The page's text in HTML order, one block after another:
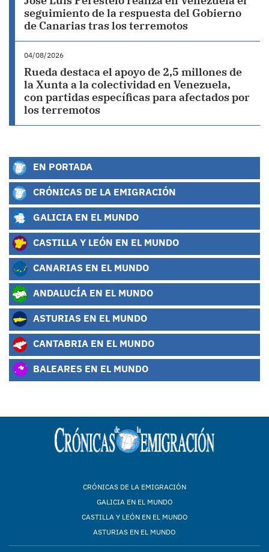
seguimiento de la respuesta del Gobierno
de Canarias tras los terremotos
04/08/2026
Rueda destaca el apoyo de 2,5 millones de
la Xunta a la colectividad en Venezuela,
con partidas específicas para afectados por
los terremotos
EN PORTADA
CRÓNICAS DE LA EMIGRACIÓN
GALICIA EN EL MUNDO
CASTILLA Y LEÓN EN EL MUNDO
CANARIAS EN EL MUNDO
ANDALUCÍA EN EL MUNDO
ASTURIAS EN EL MUNDO
CANTABRIA EN EL MUNDO
BALEARES EN EL MUNDO
CRÓNICAS DE LA EMIGRACIÓN
GALICIA EN EL MUNDO
CASTILLA Y LEÓN EN EL MUNDO
ASTURIAS EN EL MUNDO